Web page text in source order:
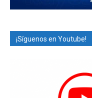
¡Síguenos en Youtube!